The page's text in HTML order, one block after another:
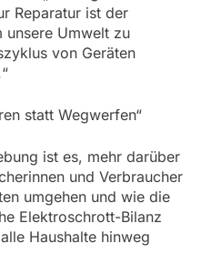
Reparatur ist der
unsere Umwelt zu
von Geräten
statt Wegwerfen“
ist es, mehr darüber
und Verbraucher
umgehen und wie die
Elektroschrott-Bilanz
Haushalte hinweg